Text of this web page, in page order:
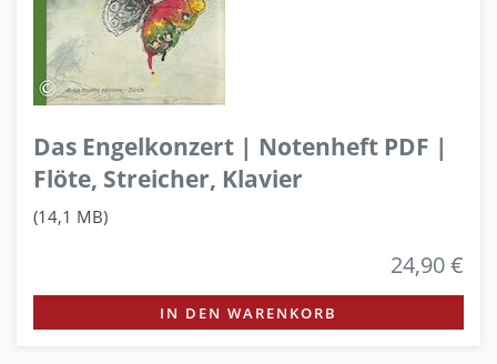
Das Engelkonzert | Notenheft PDF |
Flöte, Streicher, Klavier
(14,1 MB)
24,90 €
IN DEN WARENKORB